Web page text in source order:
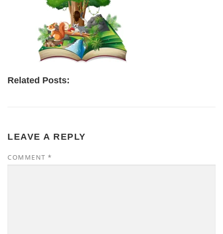
Related Posts:
LEAVE A REPLY
COMMENT *